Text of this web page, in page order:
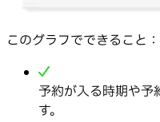
このグラフでできること：
予約が入る時期や予
す。